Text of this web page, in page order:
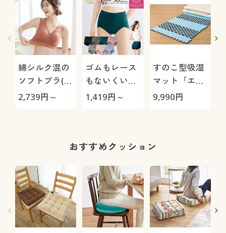
綿シルク混の
ソフトブラ(ア
ンダー大きめ
2,739円～
ゴムもレース
もないくい込
みにくいショ
1,419円～
すのこ型吸湿
マット「エア
ージョブ®」
9,990円
おすすめクッション